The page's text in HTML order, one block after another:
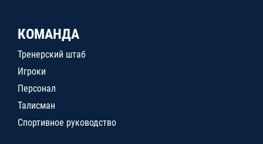
КОМАНДА
Тренерский штаб
Игроки
Персонал
Талисман
Спортивное руководство